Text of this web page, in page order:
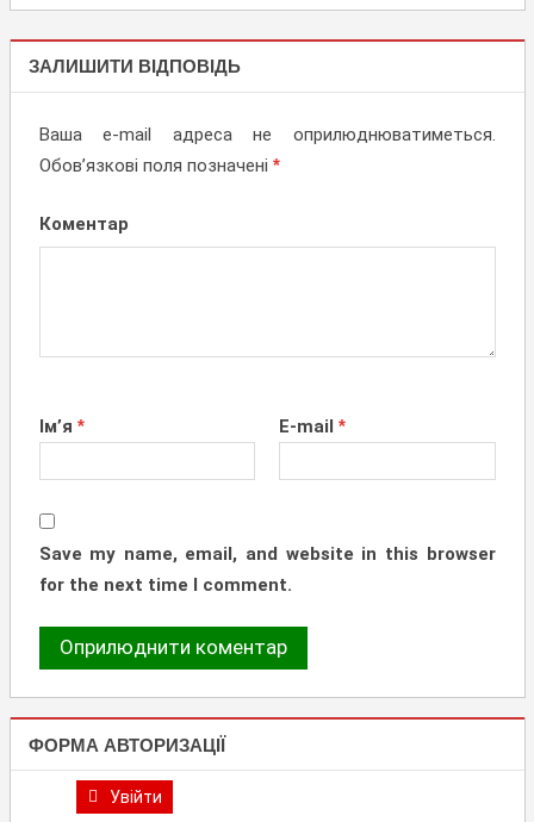
НЕ
СВІТЛОВІ
ВИВІСКИ,
ЗАЛИШИТИ ВІДПОВІДЬ
Ваша e-mail адреса не оприлюднюватиметься.
Обов’язкові поля позначені *
Коментар
Ім’я * E-mail *
Save my name, email, and website in this browser
for the next time I comment.
ФОРМА АВТОРИЗАЦІЇ
Увійти